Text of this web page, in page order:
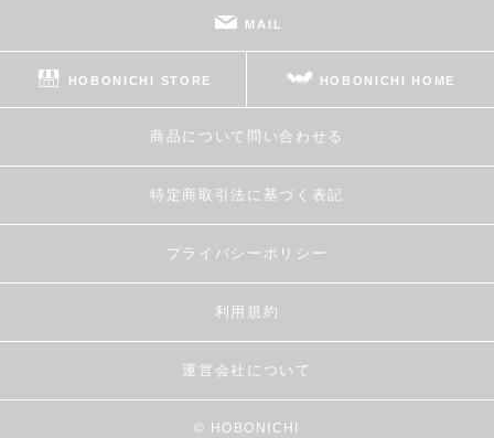
MAIL
HOBONICHI STORE HOBONICHI HOME
商品について問い合わせる
特定商取引法に基づく表記
プライバシーポリシー
利用規約
運営会社について
© HOBONICHI